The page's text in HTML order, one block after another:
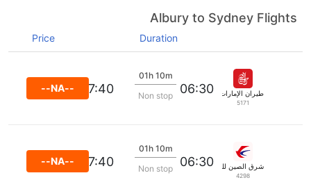
Albury to Sydney Flights
Duration
Price
طيران الإمارات
5171
06:30
01h 10m
Non stop
07:40
--NA--
شرق الصين للطيران
4298
06:30
01h 10m
Non stop
07:40
--NA--